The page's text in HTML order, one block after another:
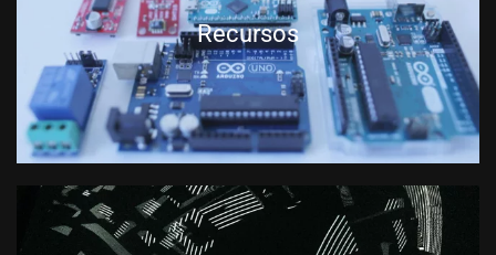
Recursos